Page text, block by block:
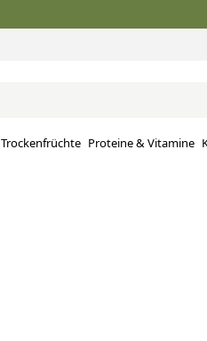
Trockenfrüchte Proteine ​​& Vitamine